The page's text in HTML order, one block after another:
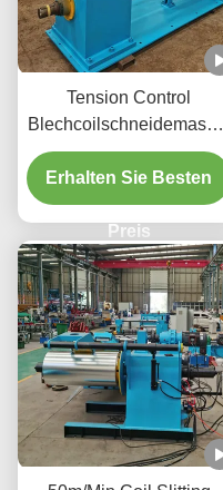
Tension Control
Blechcoilschneidemaschi
ne 1600mm Coil Dicke
3mm 120m/Min
Schnittgeschwindigkeit
Erhalten Sie Besten
Preis